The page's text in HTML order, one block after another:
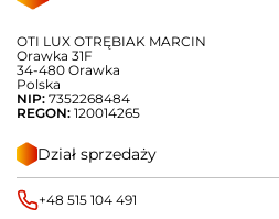
OTI LUX OTRĘBIAK MARCIN
Orawka 31F
34-480 Orawka
Polska
NIP: 7352268484
REGON: 120014265
Dział sprzedaży
+48 515 104 491